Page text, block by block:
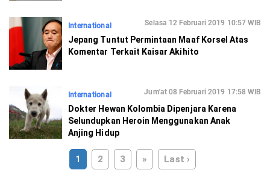
International Selasa 12 Februari 2019 10:57 WIB
Jepang Tuntut Permintaan Maaf Korsel Atas
Komentar Terkait Kaisar Akihito
International Jum'at 08 Februari 2019 17:58 WIB
Dokter Hewan Kolombia Dipenjara Karena
Selundupkan Heroin Menggunakan Anak
Anjing Hidup
1 2 3 » Last ›